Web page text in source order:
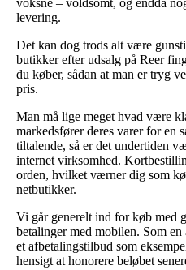
levering.
Det kan dog trods alt være
butikker efter udsalg på Reer
du køber, sådan at man er tryg
pris.
Man må lige meget hvad være
markedsfører deres varer for en
tiltalende, så er det undertiden
internet virksomhed.
orden, hvilket værner dig som
netbutikker.
Vi går generelt ind for køb med
betalinger med mobilen. Som
et afbetalingstilbud som
hensigt at honorere beløbet